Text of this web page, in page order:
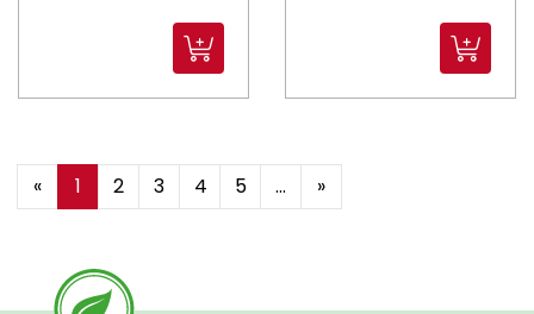
« 1 2 3 4 5 ... »